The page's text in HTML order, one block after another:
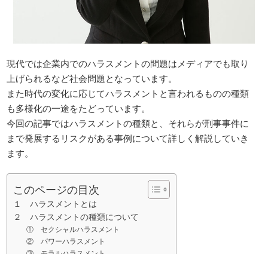
現代では企業内でのハラスメントの問題はメディアでも取り
上げられるなど社会問題となっています。
また時代の変化に応じてハラスメントと言われるものの種類
も多様化の一途をたどっています。
今回の記事ではハラスメントの種類と、それらが刑事事件に
まで発展するリスクがある事例について詳しく解説していき
ます。
このページの目次
１ ハラスメントとは
２ ハラスメントの種類について
① セクシャルハラスメント
② パワーハラスメント